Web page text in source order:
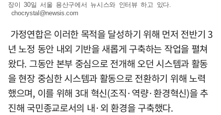
장이 30일 서울 용산구에서 뉴시스와 인터뷰 하고 있다.
chocrystal@newsis.com
가정연합은 이러한 목적을 달성하기 위해 먼저 전반기 3
년 노정 동안 내외 기반을 새롭게 구축하는 작업을 펼쳐
왔다. 그동안 본부 중심으로 전개해 오던 시스템과 활동
을 현장 중심한 시스템과 활동으로 전환하기 위해 노력
했으며, 이를 위해 3대 혁신(조직·역량·환경혁신)을 추
진해 국민종교로서의 내·외 환경을 구축했다.